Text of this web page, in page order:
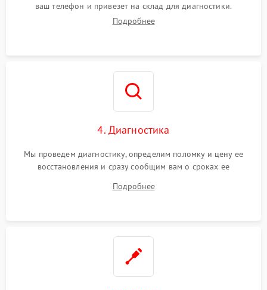
ваш телефон и привезет на склад для диагностики.
Подробнее
4. Диагностика
Мы проведем диагностику, определим поломку и цену ее
восстановления и сразу сообщим вам о сроках ее
Подробнее